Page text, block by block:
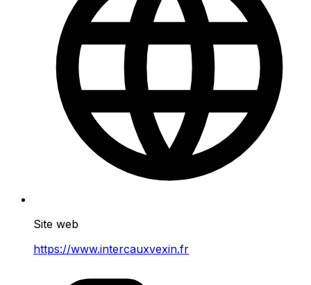
Site web
https://www.intercauxvexin.fr